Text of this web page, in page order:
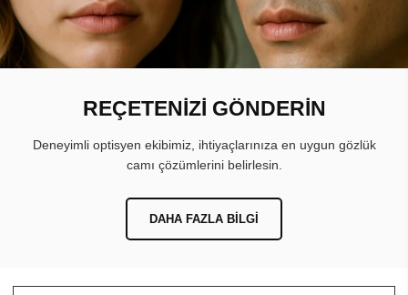
REÇETENİZİ GÖNDERİN
Deneyimli optisyen ekibimiz, ihtiyaçlarınıza en uygun gözlük
camı çözümlerini belirlesin.
DAHA FAZLA BILGI